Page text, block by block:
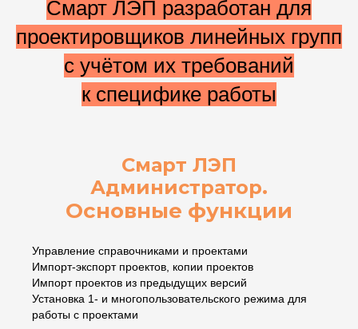
Смарт ЛЭП разработан для
проектировщиков линейных групп
с учётом их требований
к специфике работы
Смарт ЛЭП
Администратор.
Основные функции
Управление справочниками и проектами
Импорт-экспорт проектов, копии проектов
Импорт проектов из предыдущих версий
Установка 1- и многопользовательского режима для
работы с проектами